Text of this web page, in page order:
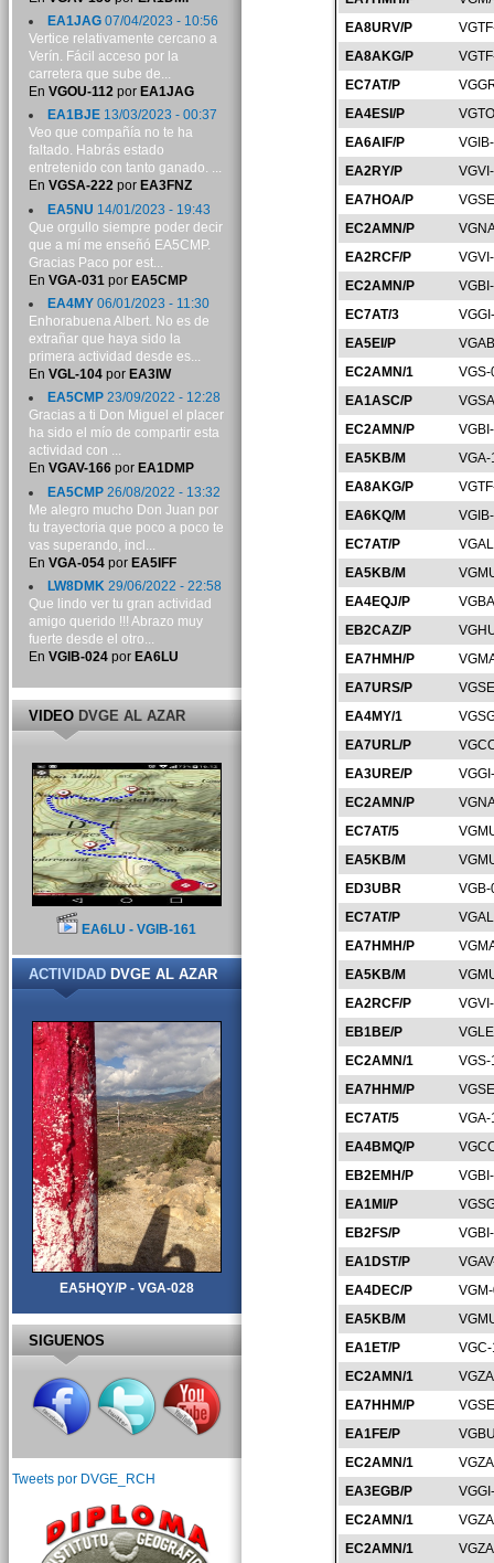
EA8URV/P
EA8AKG/P
EC7AT/P
EA4ESI/P
EA6AIF/P
EA2RY/P
EA7HOA/P
EC2AMN/P
EA2RCF/P
EC2AMN/P
EC7AT/3
EA5EI/P
EC2AMN/1
EA1ASC/P
EC2AMN/P
EA5KB/M
EA8AKG/P
EA6KQ/M
EC7AT/P
EA5KB/M
EA4EQJ/P
EB2CAZ/P
EA7HMH/P
EA7URS/P
EA4MY/1
EA7URL/P
EA3URE/P
EC2AMN/P
EC7AT/5
EA5KB/M
ED3UBR
EC7AT/P
EA7HMH/P
EA5KB/M
EA2RCF/P
EB1BE/P
EC2AMN/1
EA7HHM/P
EC7AT/5
EA4BMQ/P
EB2EMH/P
EA1MI/P
EB2FS/P
EA1DST/P
EA4DEC/P
EA5KB/M
EA1ET/P
EC2AMN/1
EA7HHM/P
EA1FE/P
EC2AMN/1
EA3EGB/P
EC2AMN/1
EC2AMN/1
EA1JAG07/04/2023 - 10:56
Vertice relativamente cercano a
Verín. Fácil acceso por la
carretera que sube de...
En VGOU-112por EA1JAG
EA1BJE13/03/2023 - 00:37
Veo que compañía no te ha
faltado. Habrás estado
entretenido con tanto ganado. ...
En VGSA-222por EA3FNZ
EA5NU 14/01/2023 - 19:43
Que orgullo siempre poder decir
que a mí me enseñó EA5CMP.
Gracias Paco por est...
En VGA-031 por EA5CMP
EA4MY06/01/2023 - 11:30
Enhorabuena Albert. No es de
extrañar que haya sido la
primera actividad desde es...
En VGL-104por EA3IW
EA5CMP23/09/2022 - 12:28
Gracias a ti Don Miguel el placer
ha sido el mío de compartir esta
actividad con ...
En VGAV-166por EA1DMP
EA5CMP26/08/2022 - 13:32
Me alegro mucho Don Juan por
tu trayectoria que poco a poco te
vas superando, incl...
En VGA-054por EA5IFF
LW8DMK29/06/2022 - 22:58
Que lindo ver tu gran actividad
amigo querido !!! Abrazo muy
fuerte desde el otro...
En VGIB-024por EA6LU
VIDEODVGE AL AZAR
EA6LU - VGIB-161
ACTIVIDADDVGE AL AZAR
EA5HQY/P - VGA-028
SIGUENOS
Tweets por DVGE_RCH